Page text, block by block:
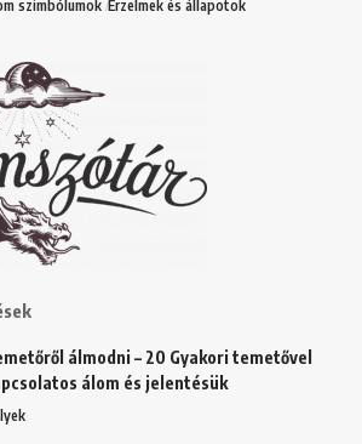
szimbólumok Érzelmek és állapotok
álmodni – 20 Gyakori temetővel
álom és jelentésük